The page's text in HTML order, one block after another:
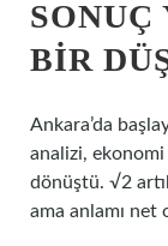
SONUÇ
BIR
Ankara’da
analizi,
dönüştü. √2
ama anlamı net